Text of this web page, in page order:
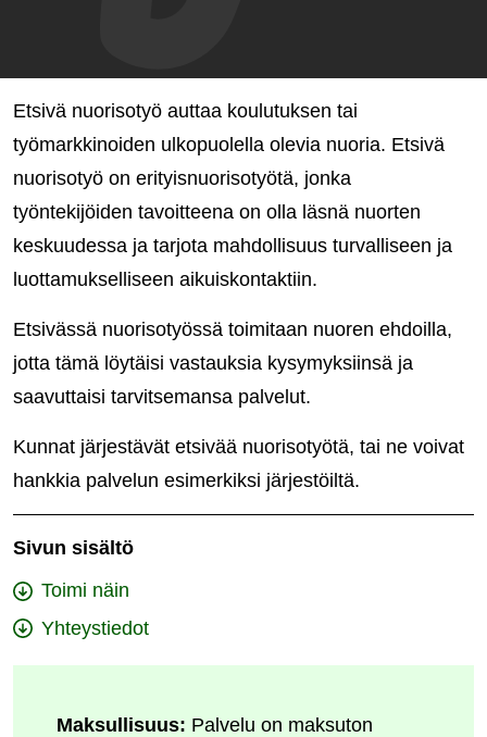
Etsivä nuorisotyö auttaa koulutuksen tai
työmarkkinoiden ulkopuolella olevia nuoria. Etsivä
nuorisotyö on erityisnuorisotyötä, jonka
työntekijöiden tavoitteena on olla läsnä nuorten
keskuudessa ja tarjota mahdollisuus turvalliseen ja
luottamukselliseen aikuiskontaktiin.
Etsivässä nuorisotyössä toimitaan nuoren ehdoilla,
jotta tämä löytäisi vastauksia kysymyksiinsä ja
saavuttaisi tarvitsemansa palvelut.
Kunnat järjestävät etsivää nuorisotyötä, tai ne voivat
hankkia palvelun esimerkiksi järjestöiltä.
Sivun sisältö
Toimi näin
Yhteystiedot
Maksullisuus: Palvelu on maksuton